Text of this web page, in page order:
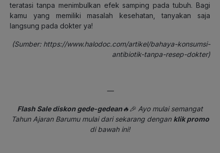
teratasi tanpa menimbulkan efek samping pada tubuh. Bagi
kamu yang memiliki masalah kesehatan, tanyakan saja
langsung pada dokter ya!
(Sumber: https://www.halodoc.com/artikel/bahaya-konsumsi-
antibiotik-tanpa-resep-dokter)
—
Flash Sale diskon gede-gedean🔥🎉 Ayo mulai semangat
Tahun Ajaran Barumu mulai dari sekarang dengan klik promo
di bawah ini!